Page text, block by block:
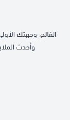
الفالح، وجهتك
وأحدث